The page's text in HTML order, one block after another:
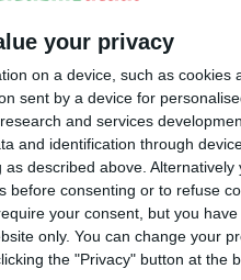
your privacy
on a device, such as cookies
sent by a device for
and services
and identification through
described above.
consenting or to refuse
your consent, but you
only. You can change your
the "Privacy" button at the
a